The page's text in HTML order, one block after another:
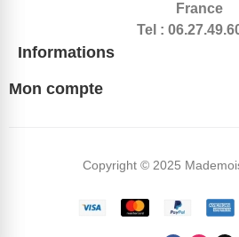
France
Tel :
Informations
Mon compte
Copyright © 2025